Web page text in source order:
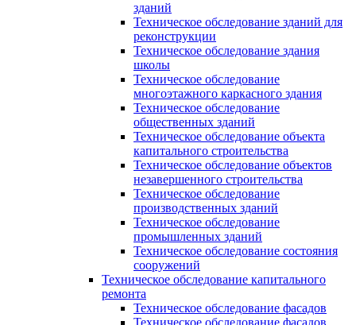
зданий
Техническое обследование зданий для
реконструкции
Техническое обследование здания
школы
Техническое обследование
многоэтажного каркасного здания
Техническое обследование
общественных зданий
Техническое обследование объекта
капитального строительства
Техническое обследование объектов
незавершенного строительства
Техническое обследование
производственных зданий
Техническое обследование
промышленных зданий
Техническое обследование состояния
сооружений
Техническое обследование капитального
ремонта
Техническое обследование фасадов
Техническое обследование фасадов